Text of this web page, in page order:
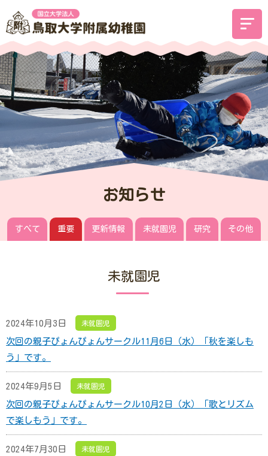
お知らせ
すべて 重要 更新情報 未就園児 研究 その他
未就園児
2024年10月3日 未就園児
次回の親子ぴょんぴょんサークル11月6日（水）「秋を楽しも
う」です。
2024年9月5日 未就園児
次回の親子ぴょんぴょんサークル10月2日（水）「歌とリズム
で楽しもう」です。
2024年7月30日 未就園児